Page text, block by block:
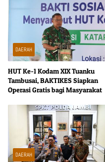
DAERAH
HUT Ke-1 Kodam XIX Tuanku
Tambusai, BAKTIKES Siapkan
Operasi Gratis bagi Masyarakat
DAERAH